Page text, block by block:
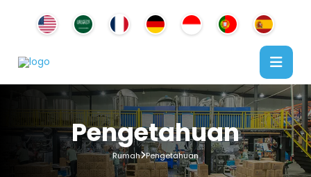
Pengetahuan
Rumah Pengetahuan